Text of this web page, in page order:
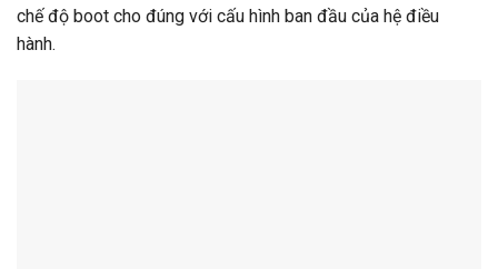
chế độ boot cho đúng với cấu hình ban đầu của hệ điều
hành.